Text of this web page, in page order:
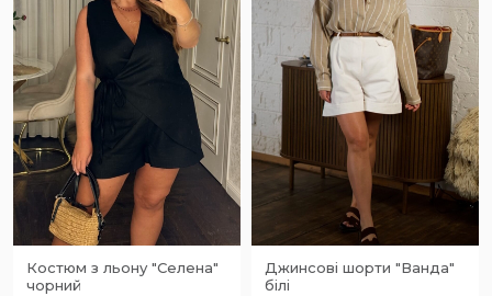
Костюм з льону "Селена"
чорний
Джинсові шорти "Ванда"
білі